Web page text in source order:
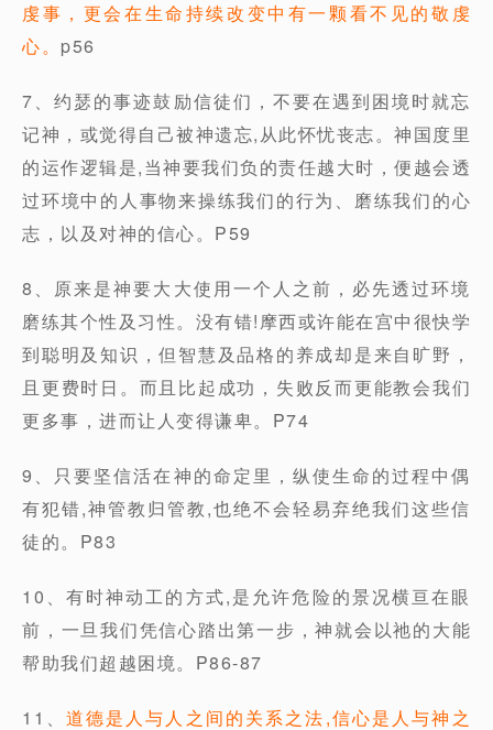
虔事，更会在生命持续改变中有一颗看不见的敬虔
心。 p56
7、约瑟的事迹鼓励信徒们，不要在遇到困境时就忘
记神，或觉得自己被神遗忘,从此怀忧丧志。神国度里
的运作逻辑是,当神要我们负的责任越大时，便越会透
过环境中的人事物来操练我们的行为、磨练我们的心
志，以及对神的信心。P59
8、原来是神要大大使用一个人之前，必先透过环境
磨练其个性及习性。没有错!摩西或许能在宫中很快学
到聪明及知识，但智慧及品格的养成却是来自旷野，
且更费时日。而且比起成功，失败反而更能教会我们
更多事，进而让人变得谦卑。P74
9、只要坚信活在神的命定里，纵使生命的过程中偶
有犯错,神管教归管教,也绝不会轻易弃绝我们这些信
徒的。P83
10、有时神动工的方式,是允许危险的景况横亘在眼
前，一旦我们凭信心踏出第一步，神就会以祂的大能
帮助我们超越困境。P86-87
11、 道德是人与人之间的关系之法,信心是人与神之